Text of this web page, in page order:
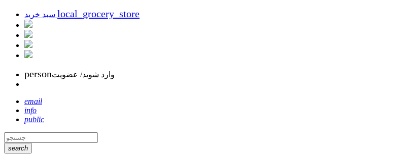
local_grocery_store
personوارد شوید/ عضویت
email
info
public
search